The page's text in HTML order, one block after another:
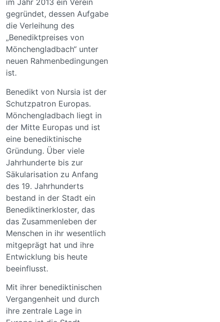
im Jahr 2013 ein Verein
gegründet, dessen Aufgabe
die Verleihung des
„Benediktpreises von
Mönchengladbach“ unter
neuen Rahmenbedingungen
ist.
Benedikt von Nursia ist der
Schutzpatron Europas.
Mönchengladbach liegt in
der Mitte Europas und ist
eine benediktinische
Gründung. Über viele
Jahrhunderte bis zur
Säkularisation zu Anfang
des 19. Jahrhunderts
bestand in der Stadt ein
Benediktinerkloster, das
das Zusammenleben der
Menschen in ihr wesentlich
mitgeprägt hat und ihre
Entwicklung bis heute
beeinflusst.
Mit ihrer benediktinischen
Vergangenheit und durch
ihre zentrale Lage in